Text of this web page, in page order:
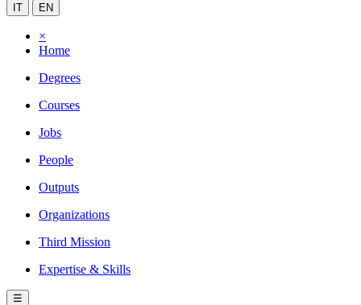
IT EN
×
Home
Degrees
Courses
Jobs
People
Outputs
Organizations
Third Mission
Expertise & Skills
☰